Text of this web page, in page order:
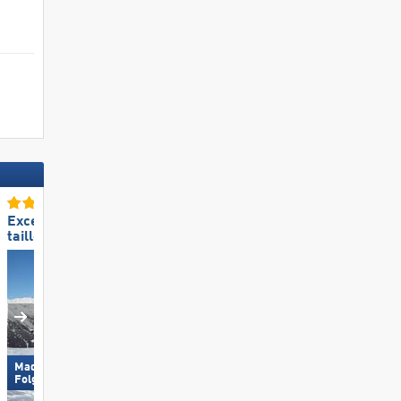
Excellente
taille de domaine skiable
Madonna di Campiglio/​Pinzolo/​
Folgàrida/​Marilleva